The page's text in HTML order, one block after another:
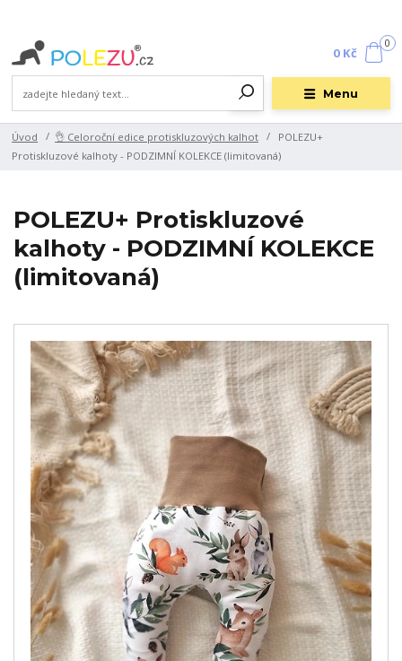
Menu
0
0 Kč
Úvod 👌 Celoroční edice protiskluzových kalhot
POLEZU+
Protiskluzové kalhoty - PODZIMNÍ KOLEKCE (limitovaná)
POLEZU+ Protiskluzové
kalhoty - PODZIMNÍ KOLEKCE
(limitovaná)